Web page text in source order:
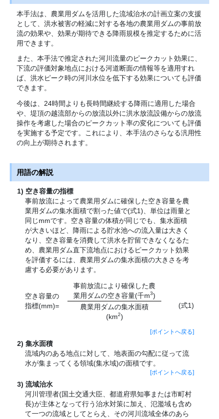
本手法は、農業用ダムを活用した流域治水の計画立案の支援
として、洪水被害の軽減に対する各地の農業用ダムの事前放
流の効果や、効果が期待できる降雨規模を推定するために活
用できます。
また、本手法で推定された河川流量のピークカット効果に、
下流の評価対象地点における河道断面の情報等を適用すれ
ば、洪水ピーク時の河川水位を低下する効果についても評価
できます。
今後は、24時間よりも長時間継続する降雨に適用した場合
や、堤頂の越流部からの放流以外に洪水放流設備からの放流
操作を考慮した場合のピークカット率の変化についても評価
を実施する予定です。これにより、本手法のさらなる汎用性
の向上が期待されます。
用語の解説
空き容量の指標
事前放流によって農業用ダムに確保した空き容量を農
業用ダムの集水面積で割った値で(式1)、単位は雨量と
同じmmです。空き容量の体積が同じでも、集水面積
が大きいほど、降雨による貯水池への流入量は大きく
なり、空き容量を消費して洪水を貯留できなくなるた
め、農業用ダム直下流地点におけるピークカット効果
を評価するには、農業用ダムの集水面積の大きさを考
慮する必要があります。
空き容量の
指標(mm)=
事前放流により確保した農
業用ダムの空き容量(千m3)
農業用ダムの集水面積
(km2)
(式1)
[ポイントへ戻る]
集水面積
流域内のある地点に対して、地表面の勾配に従って流
水が集まってくる領域(集水域)の面積です。
[ポイントへ戻る]
流域治水
河川管理者(国土交通大臣、都道府県知事または市町村
長)が主体となって行う治水対策に加え、氾濫域も含め
て一つの流域としてとらえ、その河川流域全体のあら